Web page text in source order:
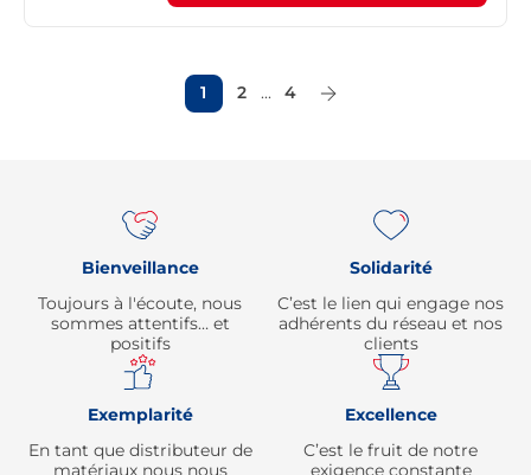
1 2 ... 4
Bienveillance
Toujours à l'écoute, nous
sommes attentifs… et
positifs
Solidarité
C’est le lien qui engage nos
adhérents du réseau et nos
clients
Exemplarité
En tant que distributeur de
matériaux nous nous
Excellence
C’est le fruit de notre
exigence constante